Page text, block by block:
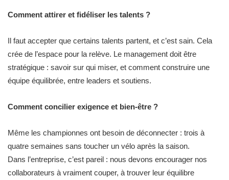
Comment attirer et fidéliser les talents ?
Il faut accepter que certains talents partent, et c’est sain. Cela
crée de l’espace pour la relève. Le management doit être
stratégique : savoir sur qui miser, et comment construire une
équipe équilibrée, entre leaders et soutiens.
Comment concilier exigence et bien-être ?
Même les championnes ont besoin de déconnecter : trois à
quatre semaines sans toucher un vélo après la saison.
Dans l’entreprise, c’est pareil : nous devons encourager nos
collaborateurs à vraiment couper, à trouver leur équilibre